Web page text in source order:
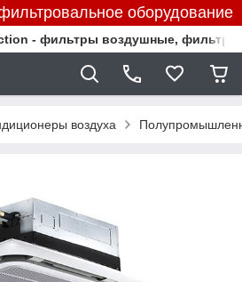
оборудование
- фильтры воздушные,
воздуха